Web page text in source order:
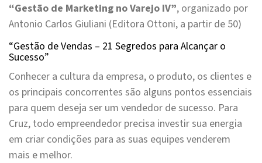
“Gestão de Marketing no Varejo IV”, organizado por
Antonio Carlos Giuliani (Editora Ottoni, a partir de 50)
“Gestão de Vendas – 21 Segredos para Alcançar o
Sucesso”
Conhecer a cultura da empresa, o produto, os clientes e
os principais concorrentes são alguns pontos essenciais
para quem deseja ser um vendedor de sucesso. Para
Cruz, todo empreendedor precisa investir sua energia
em criar condições para as suas equipes venderem
mais e melhor.